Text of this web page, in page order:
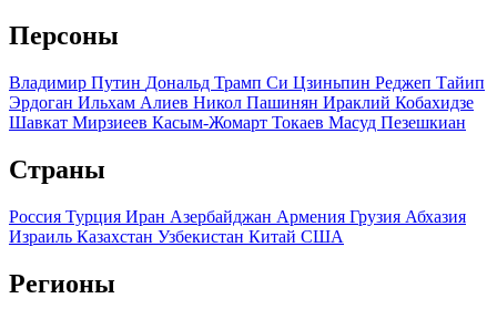
Персоны
Владимир Путин Дональд Трамп Си Цзиньпин Реджеп Тайип
Эрдоган Ильхам Алиев Никол Пашинян Ираклий Кобахидзе
Шавкат Мирзиеев Касым-Жомарт Токаев Масуд Пезешкиан
Страны
Россия Турция Иран Азербайджан Армения Грузия Абхазия
Израиль Казахстан Узбекистан Китай США
Регионы